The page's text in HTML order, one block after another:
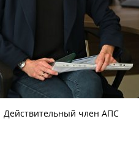
Действительный член АПС